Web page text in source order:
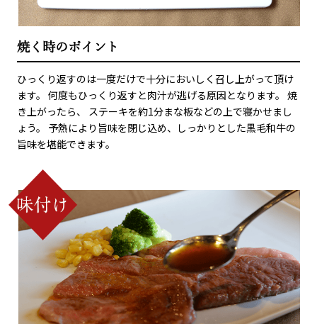
焼く時のポイント
ひっくり返すのは一度だけで十分においしく召し上がって頂け
ます。 何度もひっくり返すと肉汁が逃げる原因となります。 焼
き上がったら、 ステーキを約1分まな板などの上で寝かせまし
ょう。 予熱により旨味を閉じ込め、しっかりとした黒毛和牛の
旨味を堪能できます。